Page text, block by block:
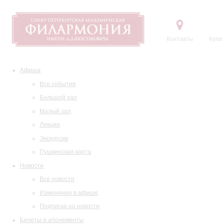
Контакты
Афиша
Все события
Большой зал
Малый зал
Лекции
Экскурсии
Пушкинская карта
Новости
Все новости
Изменения в афише
Подписка на новости
Билеты и абонементы